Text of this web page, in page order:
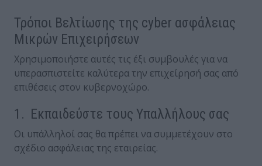
Τρόποι Βελτίωσης της cyber ασφάλειας
Μικρών Επιχειρήσεων
Χρησιμοποιήστε αυτές τις έξι συμβουλές για να
υπερασπιστείτε καλύτερα την επιχείρησή σας από
επιθέσεις στον κυβερνοχώρο.
1. Εκπαιδεύστε τους Υπαλλήλους σας
Οι υπάλληλοί σας θα πρέπει να συμμετέχουν στο
σχέδιο ασφάλειας της εταιρείας.